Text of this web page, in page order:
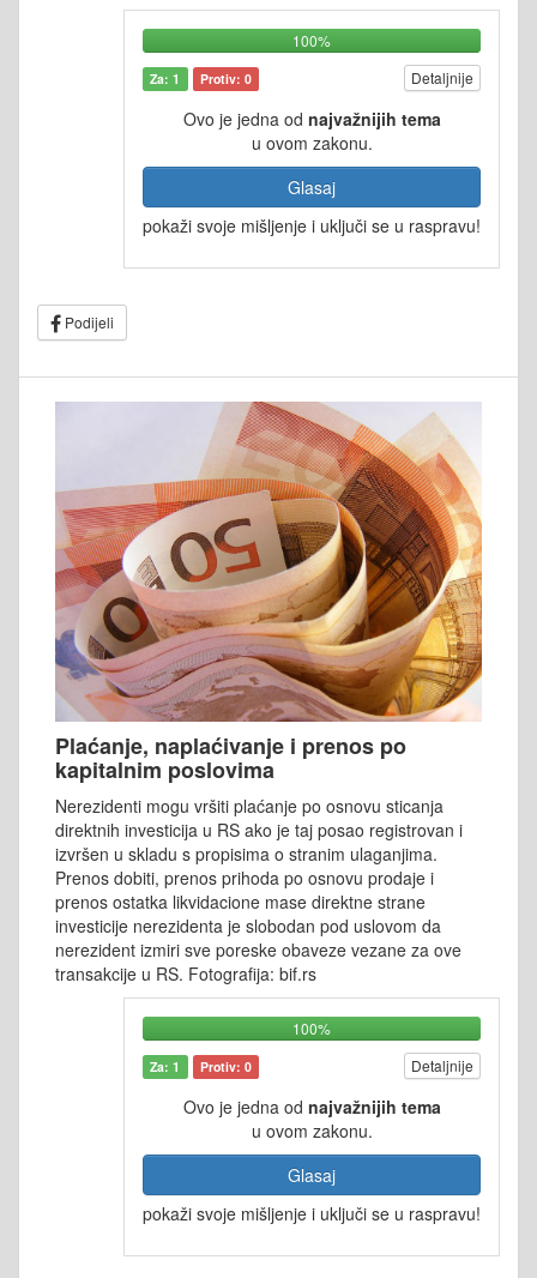
100%
Za: 1 Protiv: 0 Detaljnije
Ovo je jedna od najvažnijih tema
u ovom zakonu.
Glasaj
pokaži svoje mišljenje i uključi se u raspravu!
Podijeli
Plaćanje, naplaćivanje i prenos po
kapitalnim poslovima
Nerezidenti mogu vršiti plaćanje po osnovu sticanja
direktnih investicija u RS ako je taj posao registrovan i
izvršen u skladu s propisima o stranim ulaganjima.
Prenos dobiti, prenos prihoda po osnovu prodaje i
prenos ostatka likvidacione mase direktne strane
investicije nerezidenta je slobodan pod uslovom da
nerezident izmiri sve poreske obaveze vezane za ove
transakcije u RS. Fotografija: bif.rs
100%
Za: 1 Protiv: 0 Detaljnije
Ovo je jedna od najvažnijih tema
u ovom zakonu.
Glasaj
pokaži svoje mišljenje i uključi se u raspravu!